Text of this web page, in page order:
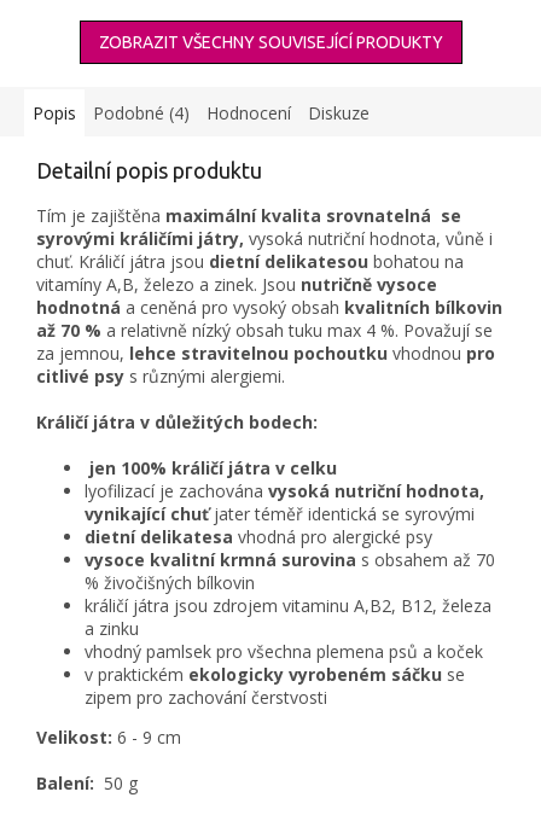
ZOBRAZIT VŠECHNY SOUVISEJÍCÍ PRODUKTY
Popis Podobné (4) Hodnocení Diskuze
Detailní popis produktu
Tím je zajištěna maximální kvalita srovnatelná se
syrovými králičími játry, vysoká nutriční hodnota, vůně i
chuť. Králičí játra jsou dietní delikatesou bohatou na
vitamíny A,B, železo a zinek. Jsou nutričně vysoce
hodnotná a ceněná pro vysoký obsah kvalitních bílkovin
až 70 % a relativně nízký obsah tuku max 4 %. Považují se
za jemnou, lehce stravitelnou pochoutku vhodnou pro
citlivé psy s různými alergiemi.
Králičí játra v důležitých bodech:
jen 100% králičí játra v celku
lyofilizací je zachována vysoká nutriční hodnota,
vynikající chuť jater téměř identická se syrovými
dietní delikatesa vhodná pro alergické psy
vysoce kvalitní krmná surovina s obsahem až 70
% živočišných bílkovin
králičí játra jsou zdrojem vitaminu A,B2, B12, železa
a zinku
vhodný pamlsek pro všechna plemena psů a koček
v praktickém ekologicky vyrobeném sáčku se
zipem pro zachování čerstvosti
Velikost: 6 - 9 cm
Balení: 50 g